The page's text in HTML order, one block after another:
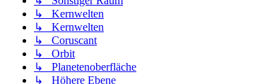
↳ Kernwelten
↳ Kernwelten
↳ Coruscant
↳ Orbit
↳ Planetenoberfläche
↳ Höhere Ebene